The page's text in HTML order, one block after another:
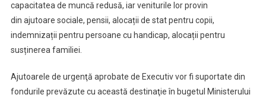
capacitatea de muncă redusă, iar veniturile lor provin
din ajutoare sociale, pensii, alocații de stat pentru copii,
indemnizații pentru persoane cu handicap, alocații pentru
susținerea familiei.
Ajutoarele de urgenţă aprobate de Executiv vor fi suportate din
fondurile prevăzute cu această destinaţie în bugetul Ministerului